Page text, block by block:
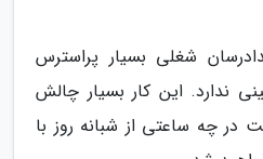
شغلی بسیار پراسترس
ندارد. این کار بسیار چالش
در چه ساعتی از شبانه روز با